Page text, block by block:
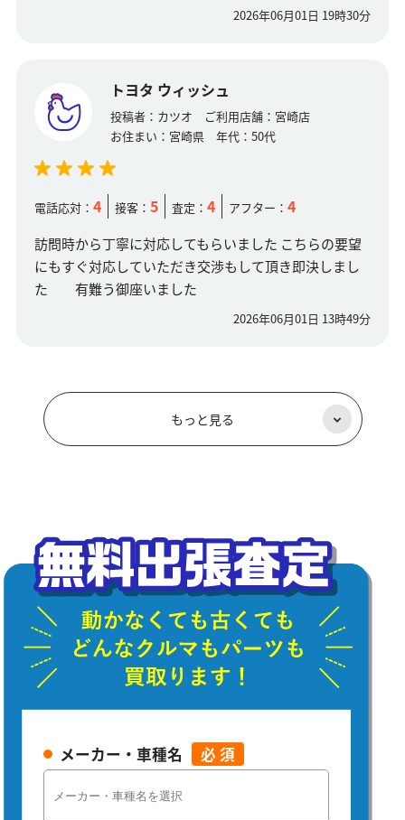
2026年06月01日 19時30分
トヨタ ウィッシュ
投稿者： カツオ ご利用店舗： 宮崎店
お住まい： 宮崎県 年代： 50代
電話応対： 4 接客： 5 査定： 4 アフター： 4
訪問時から丁寧に対応してもらいました こちらの要望
にもすぐ対応していただき交渉もして頂き即決しまし
た 有難う御座いました
2026年06月01日 13時49分
もっと見る
メーカー・車種名 必 須